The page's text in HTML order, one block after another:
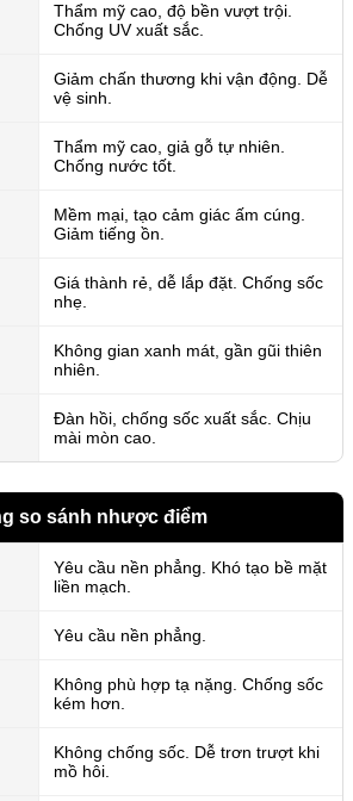
Thẩm mỹ cao, độ bền vượt trội.
Chống UV xuất sắc.
Giảm chấn thương khi vận động. Dễ
vệ sinh.
Thẩm mỹ cao, giả gỗ tự nhiên.
Chống nước tốt.
Mềm mại, tạo cảm giác ấm cúng.
Giảm tiếng ồn.
Giá thành rẻ, dễ lắp đặt. Chống sốc
nhẹ.
Không gian xanh mát, gần gũi thiên
nhiên.
Đàn hồi, chống sốc xuất sắc. Chịu
mài mòn cao.
so sánh nhược điểm
Yêu cầu nền phẳng. Khó tạo bề mặt
liền mạch.
Yêu cầu nền phẳng.
Không phù hợp tạ nặng. Chống sốc
kém hơn.
Không chống sốc. Dễ trơn trượt khi
mồ hôi.